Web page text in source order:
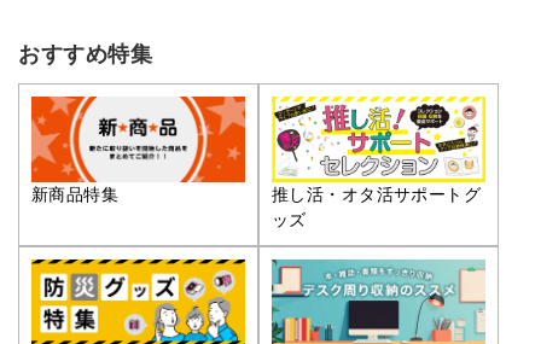
おすすめ特集
新商品特集
推し活・オタ活サポートグ
ッズ